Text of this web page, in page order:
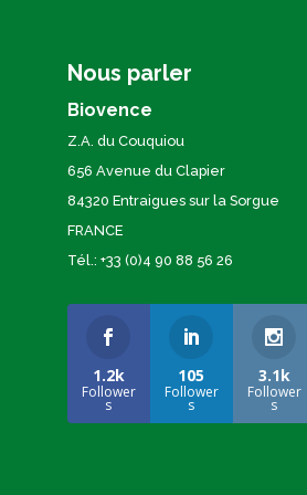
Nous parler
Biovence
Z.A. du Couquiou
656 Avenue du Clapier
84320 Entraigues sur la Sorgue
FRANCE
Tél.: +33 (0)4 90 88 56 26
1.2k
Follower
s
105
Follower
s
3.1k
Follower
s